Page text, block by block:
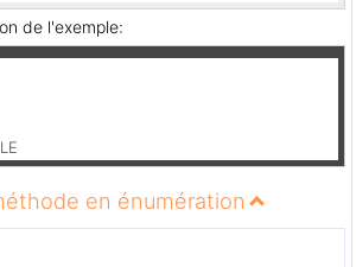
de l'exemple:
en énumération